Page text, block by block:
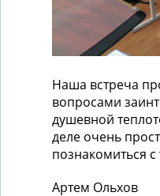
Наша встреча
вопросами
душевной
деле очень
познакомиться
Артем Ольхов